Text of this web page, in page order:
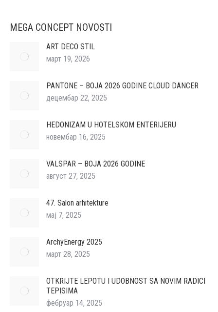
MEGA CONCEPT NOVOSTI
ART DECO STIL
март 19, 2026
PANTONE – BOJA 2026 GODINE CLOUD DANCER
децембар 22, 2025
HEDONIZAM U HOTELSKOM ENTERIJERU
новембар 16, 2025
VALSPAR – BOJA 2026 GODINE
август 27, 2025
47. Salon arhitekture
мај 7, 2025
ArchyEnergy 2025
март 28, 2025
OTKRIJTE LEPOTU I UDOBNOST SA NOVIM RADICI
TEPISIMA
фебруар 14, 2025